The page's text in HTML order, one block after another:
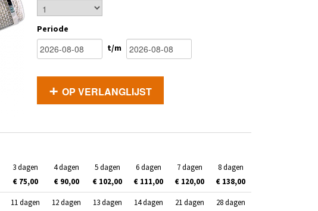
Periode
t/m
OP VERLANGLIJST
3 dagen
€ 75,00
4 dagen
€ 90,00
5 dagen
€ 102,00
6 dagen
€ 111,00
7 dagen
€ 120,00
8 dagen
€ 138,00
11 dagen
12 dagen
13 dagen
14 dagen
21 dagen
28 dagen